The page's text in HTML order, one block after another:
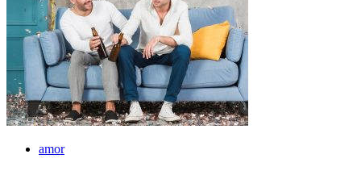
amor